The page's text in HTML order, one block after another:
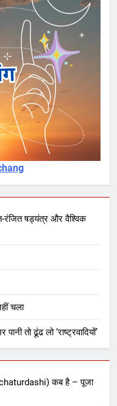
रंजित षड्यंत्र और वैश्विक
चला
तो ढूंढ लो ‘राष्ट्रवादियों’
chaturdashi) कब है – पूजा